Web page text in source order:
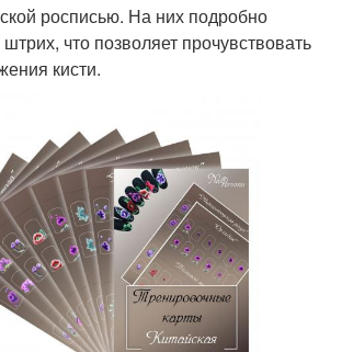
росписью. На них подробно
что позволяет прочувствовать
кисти.